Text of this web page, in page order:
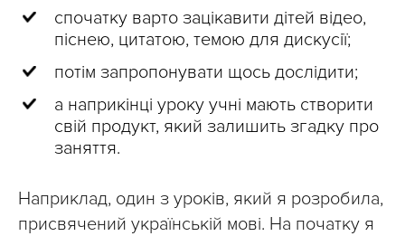
спочатку варто зацікавити дітей відео,
піснею, цитатою, темою для дискусії;
потім запропонувати щось дослідити;
а наприкінці уроку учні мають створити
свій продукт, який залишить згадку про
заняття.
Наприклад, один з уроків, який я розробила,
присвячений українській мові. На початку я